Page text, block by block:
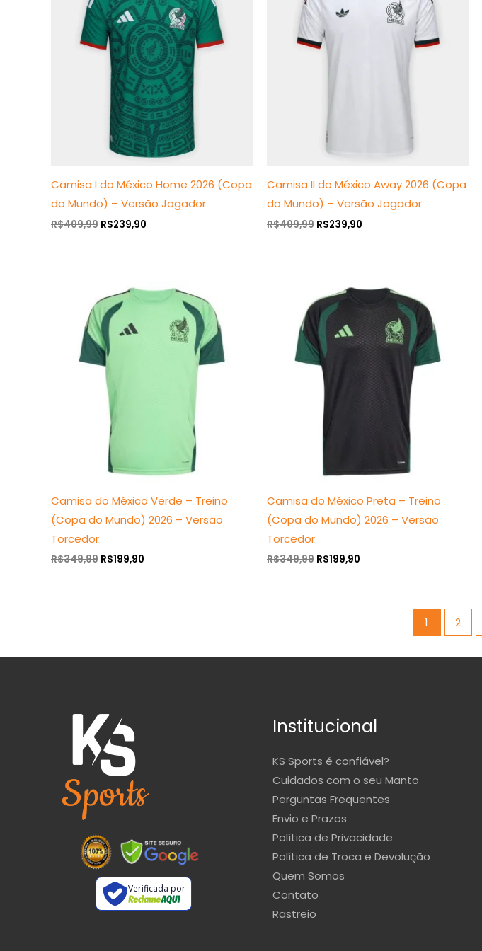
Camisa I do México Home 2026 (Copa
do Mundo) – Versão Jogador
R$409,99
era:
R$409,99.
R$239,90
é:
R$239,90.
Camisa II do México Away 2026 (Copa
do Mundo) – Versão Jogador
R$409,99
era:
R$409,99.
R$239,90
R$239,90.
Camisa do México Verde – Treino
(Copa do Mundo) 2026 – Versão
Torcedor
R$349,99
preço
original
era:
R$349,99.
R$199,90
R$199,90.
Camisa do México Preta – Treino
(Copa do Mundo) 2026 – Versão
Torcedor
R$349,99
preço
original
era:
R$349,99.
R$199,90
O
atual
é:
R$199,90.
1 2
Verificada por
Institucional
KS Sports é confiável?
Cuidados com o seu Manto
Perguntas Frequentes
Envio e Prazos
Política de Privacidade
Política de Troca e Devolução
Quem Somos
Contato
Rastreio